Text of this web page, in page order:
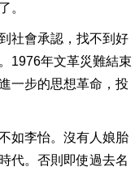
。
社會承認，找不到好
1976年文革災難結束
一步的思想革命，投
如李怡。沒有人娘胎
代。否則即使過去名